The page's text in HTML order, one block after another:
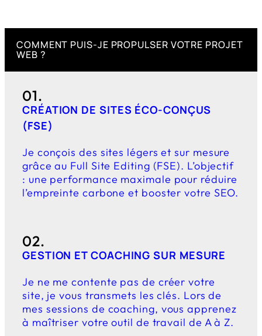
COMMENT PUIS-JE PROPULSER VOTRE PROJET
WEB ?
01.
CRÉATION DE SITES ÉCO-CONÇUS
(FSE)
Je conçois des sites légers et sur mesure
grâce au Full Site Editing (FSE). L’objectif
: une performance maximale pour réduire
l’empreinte carbone et booster votre SEO.
02.
GESTION ET COACHING SUR MESURE
Je ne me contente pas de créer votre
site, je vous transmets les clés. Lors de
mes sessions de coaching, vous apprenez
à maîtriser votre outil de travail de A à Z.